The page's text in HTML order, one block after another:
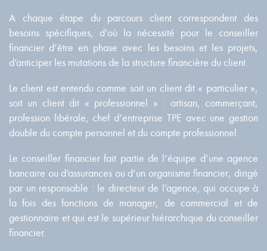
A chaque étape du parcours client correspondent des
besoins spécifiques, d’où la nécessité pour le conseiller
financier d’être en phase avec les besoins et les projets,
d’anticiper les mutations de la structure financière du client.
Le client est entendu comme soit un client dit « particulier »,
soit un client dit « professionnel » : artisan, commerçant,
profession libérale, chef d’entreprise TPE avec une gestion
double du compte personnel et du compte professionnel.
Le conseiller financier fait partie de l’équipe d’une agence
bancaire ou d’assurances ou d’un organisme financier, dirigé
par un responsable : le directeur de l’agence, qui occupe à
la fois des fonctions de manager, de commercial et de
gestionnaire et qui est le supérieur hiérarchique du conseiller
financier.